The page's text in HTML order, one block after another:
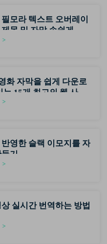
모라 텍스트 오버레이
목 및 자막 손쉽게 넣
최신]
>
화 자막을 쉽게 다운로
는 15개 최고의 웹 사이
>
영한 슬랙 이모지를 자
기
>
실시간 번역하는 방법
>